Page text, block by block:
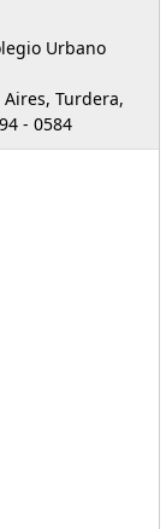
Urbano
Turdera,
- 0584